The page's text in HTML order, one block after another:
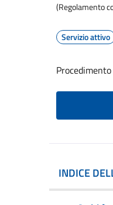
(Regolamento
Servizio attivo
INDICE